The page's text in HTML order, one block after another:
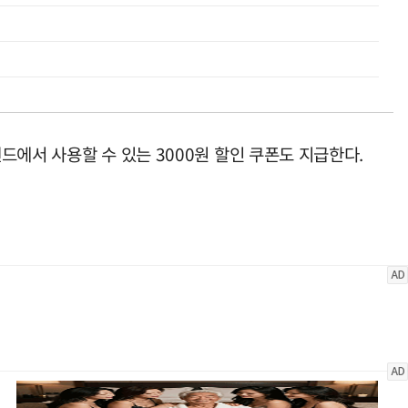
에서 사용할 수 있는 3000원 할인 쿠폰도 지급한다.